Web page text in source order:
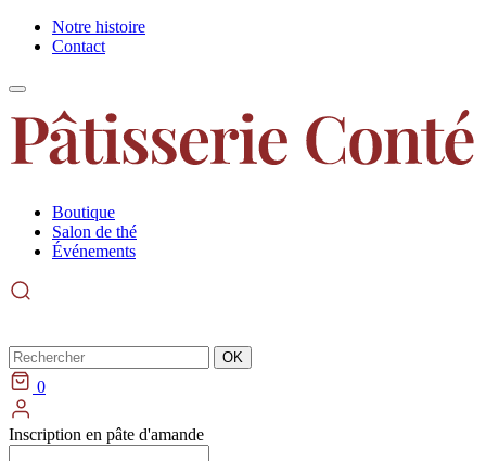
Notre histoire
Contact
Boutique
Salon de thé
Événements
Rechercher OK
0
Inscription en pâte d'amande